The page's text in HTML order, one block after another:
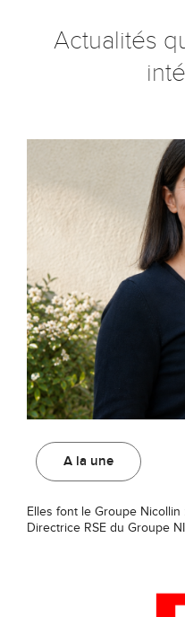
Actualités
A la une
Elles font le Groupe Nicollin
Directrice RSE du Groupe